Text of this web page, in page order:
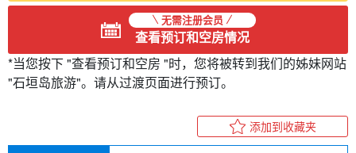
无需注册会员
查看预订和空房情况
*当您按下 "查看预订和空房 "时，您将被转到我们的姊妹网站
"石垣岛旅游"。请从过渡页面进行预订。
添加到收藏夹